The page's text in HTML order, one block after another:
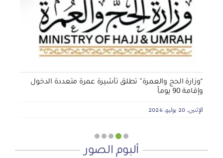
تأثيث المنازل وسداد الإيجارات بدعم من منصة ديم للمنح
التنموي
الأربعاء, 29 يوليو, 2026
“وزارة الحج والعمرة” تطلق تأشيرة عمرة متعددة الدخول
وإقامة 90 يوماً
الإثنين, 20 يوليو, 2026
ألبوم الصور